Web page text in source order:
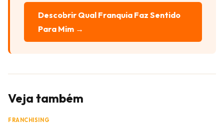
Descobrir Qual Franquia Faz Sentido
Para Mim →
Veja também
FRANCHISING